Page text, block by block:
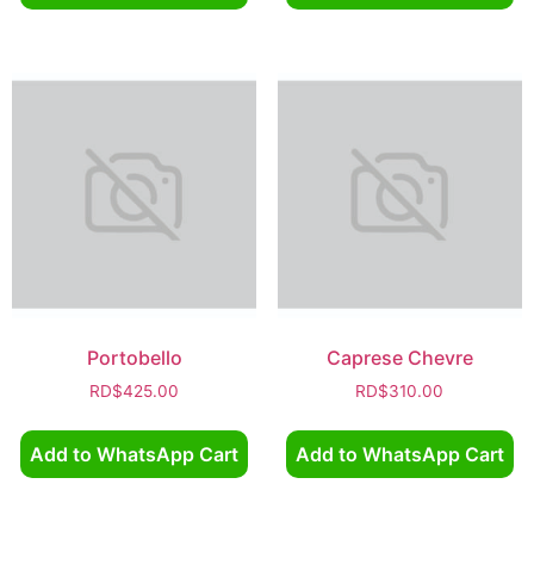
Portobello
RD$425.00
Add to WhatsApp Cart
Caprese Chevre
RD$310.00
Add to WhatsApp Cart